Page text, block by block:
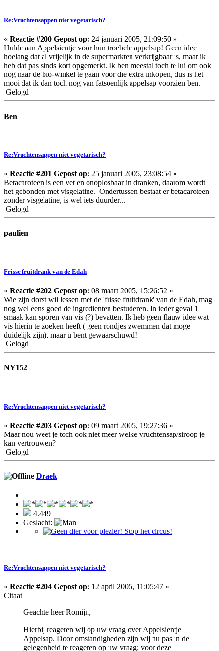
Re:Vruchtensappen niet vegetarisch?
« Reactie #200 Gepost op: 24 januari 2005, 21:09:50 »
Hulde aan Appelsientje voor hun troebele appelsap! Geen idee
hoelang dat al vrijelijk in de supermarkten verkrijgbaar is, maar ik
heb dat pas sinds kort opgemerkt. Ik ben meestal toch te lui om ook
nog naar de bio-winkel te gaan voor die extra inkopen, dus is het
mooi dat ik dan toch nog van fatsoenlijk appelsap voorzien ben.
Gelogd
Ben
Re:Vruchtensappen niet vegetarisch?
« Reactie #201 Gepost op: 25 januari 2005, 23:08:54 »
Betacaroteen is een vet en onoplosbaar in dranken, daarom wordt
het gebonden met visgelatine. Ondertussen bestaat er betacaroteen
zonder visgelatine, is wel iets duurder...
Gelogd
paulien
Frisse fruitdrank van de Edah
« Reactie #202 Gepost op: 08 maart 2005, 15:26:52 »
Wie zijn dorst wil lessen met de 'frisse fruitdrank' van de Edah, mag
nog wel eens goed de ingredienten bestuderen. In ieder geval 1
smaak kan sporen van vis (?) bevatten. Ik heb geen flauw idee wat
vis hierin te zoeken heeft ( geen rondjes zwemmen dat moge
duidelijk zijn), maar u bent gewaarschuwd!
Gelogd
NY152
Re:Vruchtensappen niet vegetarisch?
« Reactie #203 Gepost op: 09 maart 2005, 19:27:36 »
Maar nou weet je toch ook niet meer welke vruchtensap/siroop je
kan vertrouwen?
Gelogd
Draek
4.449
Geslacht:
Re:Vruchtensappen niet vegetarisch?
« Reactie #204 Gepost op: 12 april 2005, 11:05:47 »
Citaat
Geachte heer Romijn,
Hierbij reageren wij op uw vraag over Appelsientje
Appelsap. Door omstandigheden zijn wij nu pas in de
gelegenheid te reageren op uw vraag; voor deze